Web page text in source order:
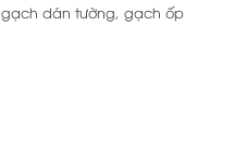
gạch dán tường, gạch ốp